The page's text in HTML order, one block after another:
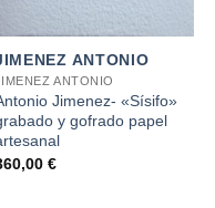
ANTONIO
ANTONIO
Jimenez- «Sísifo»
y gofrado papel
€